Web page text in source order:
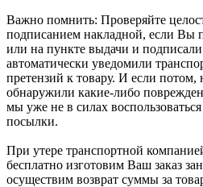
Важно помнить: Проверяйте
подписанием накладной, если Вы
или на пункте выдачи и
автоматически уведомили
претензий к товару. И если потом,
обнаружили какие-либо
мы уже не в силах
посылки.
При утере транспортной
бесплатно изготовим Ваш заказ
осуществим возврат суммы за